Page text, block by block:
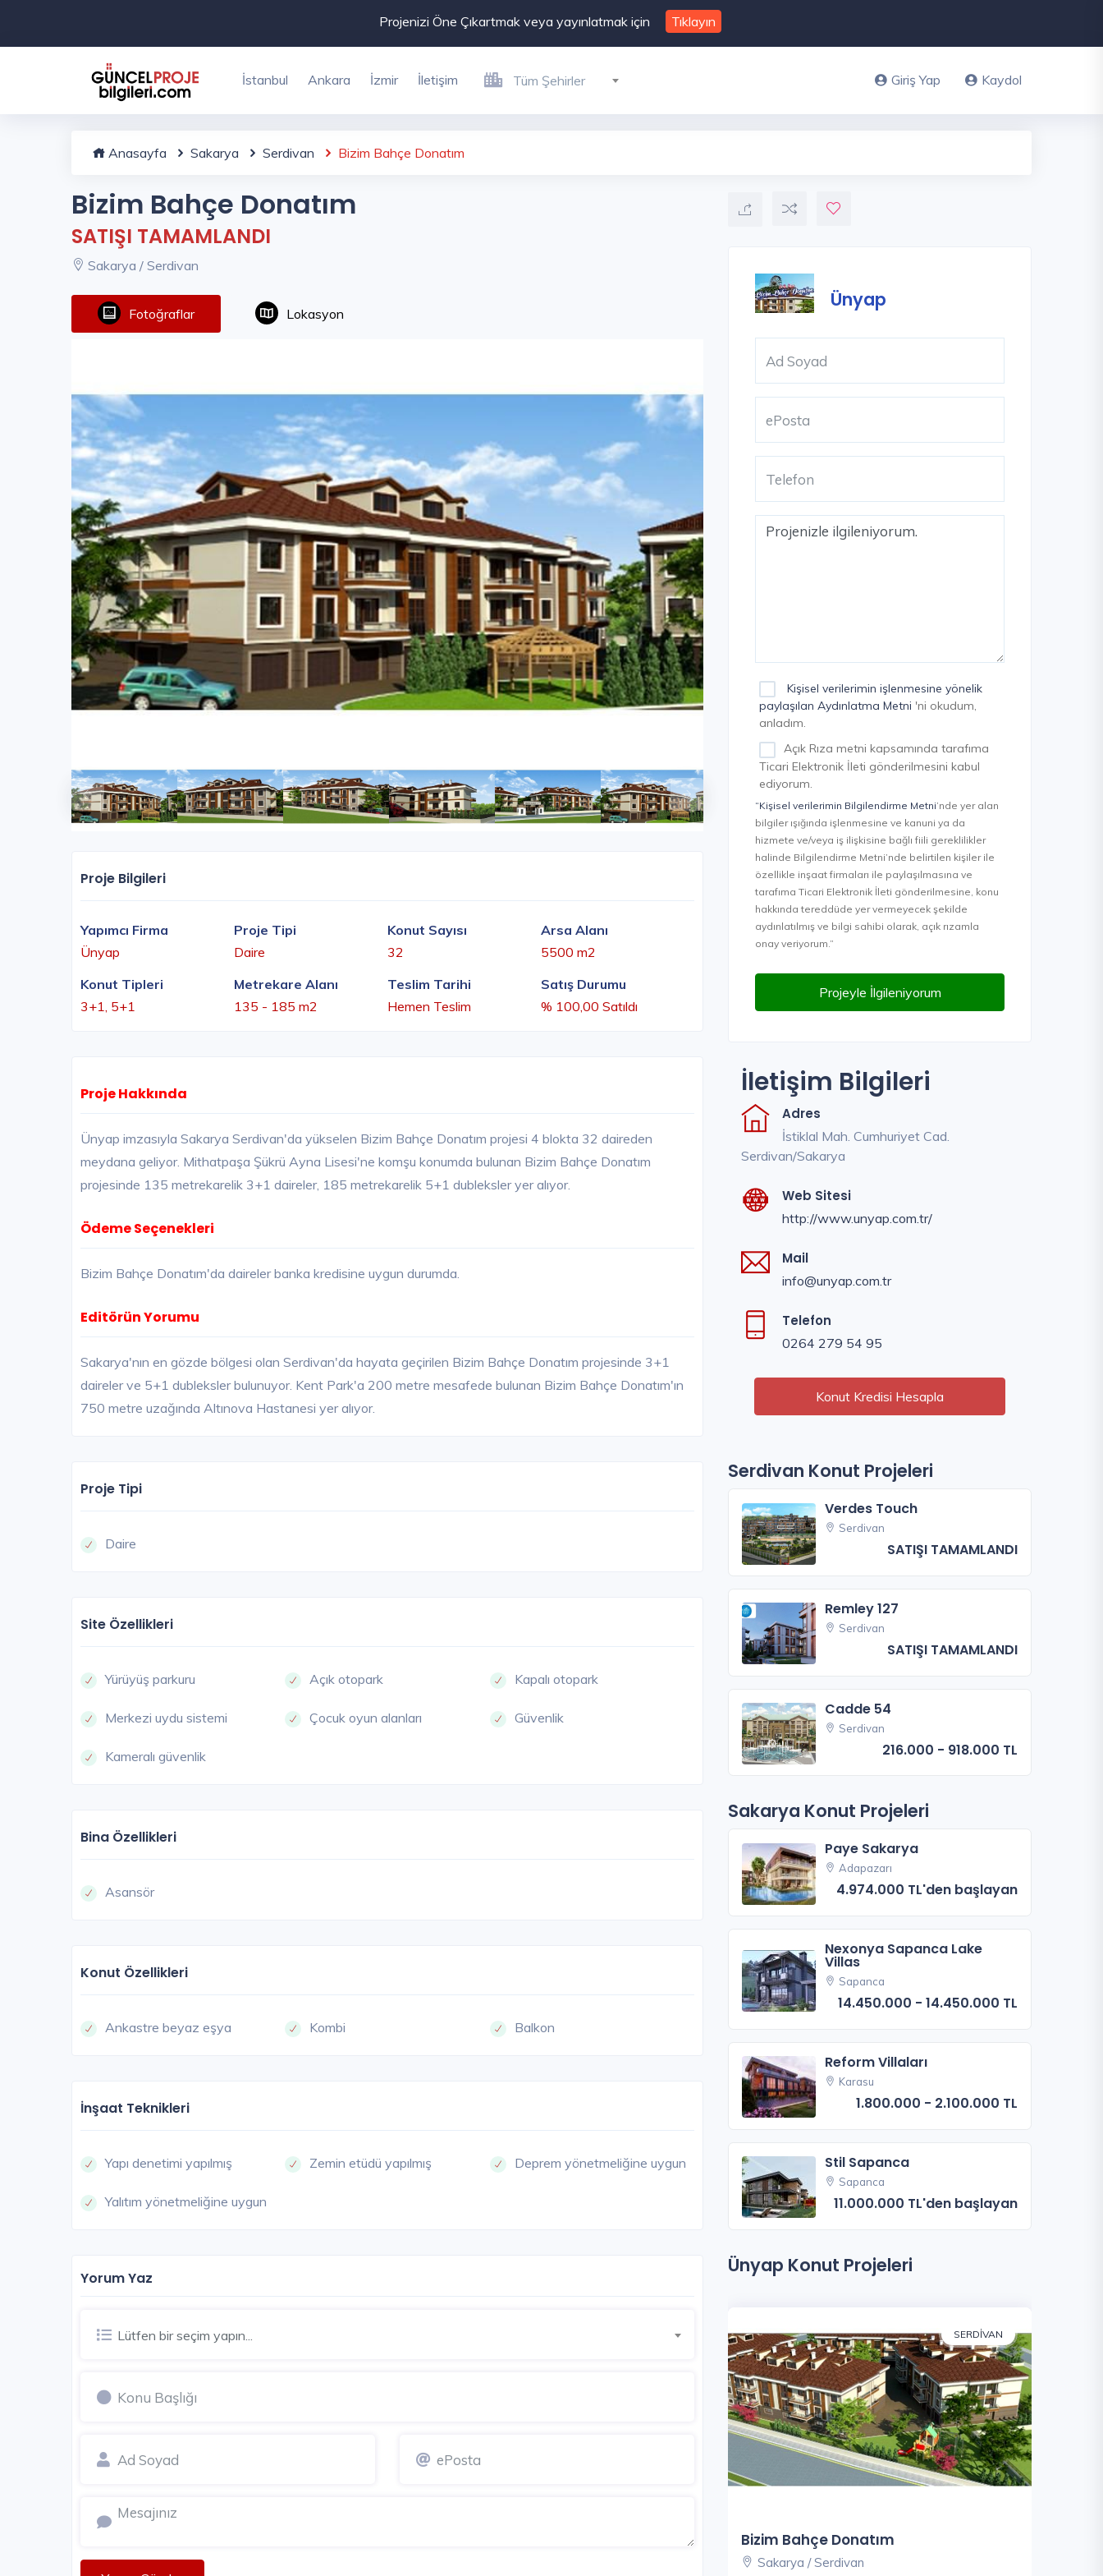
Projenizi Öne Çıkartmak veya yayınlatmak için Tıklayın
İstanbul Ankara İzmir İletişim Tüm Şehirler Giriş Yap Kaydol
Anasayfa Sakarya Serdivan Bizim Bahçe Donatım
Bizim Bahçe Donatım
SATIŞI TAMAMLANDI
Sakarya / Serdivan
Fotoğraflar Lokasyon
Proje Bilgileri
Yapımcı Firma
Ünyap
Proje Tipi
Daire
Konut Sayısı
32
Arsa Alanı
5500 m2
Konut Tipleri
3+1, 5+1
Metrekare Alanı
135 - 185 m2
Teslim Tarihi
Hemen Teslim
Satış Durumu
% 100,00 Satıldı
Proje Hakkında
Ünyap imzasıyla Sakarya Serdivan'da yükselen Bizim Bahçe Donatım projesi 4 blokta 32 daireden
meydana geliyor. Mithatpaşa Şükrü Ayna Lisesi'ne komşu konumda bulunan Bizim Bahçe Donatım
projesinde 135 metrekarelik 3+1 daireler, 185 metrekarelik 5+1 dubleksler yer alıyor.
Ödeme Seçenekleri
Bizim Bahçe Donatım'da daireler banka kredisine uygun durumda.
Editörün Yorumu
Sakarya'nın en gözde bölgesi olan Serdivan'da hayata geçirilen Bizim Bahçe Donatım projesinde 3+1
daireler ve 5+1 dubleksler bulunuyor. Kent Park'a 200 metre mesafede bulunan Bizim Bahçe Donatım'ın
750 metre uzağında Altınova Hastanesi yer alıyor.
Proje Tipi
Daire
Site Özellikleri
Yürüyüş parkuru Açık otopark Kapalı otopark
Merkezi uydu sistemi Çocuk oyun alanları Güvenlik
Kameralı güvenlik
Bina Özellikleri
Asansör
Konut Özellikleri
Ankastre beyaz eşya Kombi Balkon
İnşaat Teknikleri
Yapı denetimi yapılmış Zemin etüdü yapılmış Deprem yönetmeliğine uygun
Yalıtım yönetmeliğine uygun
Yorum Yaz
Lütfen bir seçim yapın...
Ünyap
Kişisel verilerimin işlenmesine yönelik
paylaşılan Aydınlatma Metni 'ni okudum,
anladım.
Açık Rıza metni kapsamında tarafıma
Ticari Elektronik İleti gönderilmesini kabul
ediyorum.
“Kişisel verilerimin Bilgilendirme Metni’nde yer alan
bilgiler ışığında işlenmesine ve kanuni ya da
hizmete ve/veya iş ilişkisine bağlı fiili gereklilikler
halinde Bilgilendirme Metni’nde belirtilen kişiler ile
özellikle inşaat firmaları ile paylaşılmasına ve
tarafıma Ticari Elektronik İleti gönderilmesine, konu
hakkında tereddüde yer vermeyecek şekilde
aydınlatılmış ve bilgi sahibi olarak, açık rızamla
onay veriyorum.”
Projeyle İlgileniyorum
İletişim Bilgileri
Adres
İstiklal Mah. Cumhuriyet Cad.
Serdivan/Sakarya
Web Sitesi
http://www.unyap.com.tr/
Mail
info@unyap.com.tr
Telefon
0264 279 54 95
Konut Kredisi Hesapla
Serdivan Konut Projeleri
Verdes Touch
Serdivan
SATIŞI TAMAMLANDI
Remley 127
Serdivan
SATIŞI TAMAMLANDI
Cadde 54
Serdivan
216.000 - 918.000 TL
Sakarya Konut Projeleri
Paye Sakarya
Adapazarı
4.974.000 TL'den başlayan
Nexonya Sapanca Lake
Villas
Sapanca
14.450.000 - 14.450.000 TL
Reform Villaları
Karasu
1.800.000 - 2.100.000 TL
Stil Sapanca
Sapanca
11.000.000 TL'den başlayan
Ünyap Konut Projeleri
SERDIVAN
Bizim Bahçe Donatım
Sakarya / Serdivan